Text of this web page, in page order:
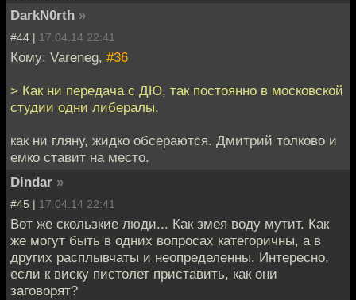
DarkN0rth »
#44 | 17.04.14 22:41
Кому: Vareneg, #36
> Как ни передача с ДЮ, так постоянно в московской
студии одни либералы.
как ни гляну, жидко обсераются. Дмитрий толково и
емко ставит на место.
Dindar »
#45 | 17.04.14 22:41
Вот же скользкие люди... Как змея воду мутит. Как
же могут быть в одних вопросах категоричны, а в
других расплывчаты и неопределенны. Интересно,
если к виску пистолет приставить, как они
заговорят?